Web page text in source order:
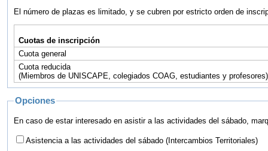
El número de plazas es limitado, y se cubren por estricto orden de
Cuotas de inscripción
Cuota general
Cuota reducida
(Miembros de UNISCAPE, colegiados COAG, estudiantes y profesores)
Opciones
En caso de estar interesado en asistir a las actividades del sábado,
Asistencia a las actividades del sábado (Intercambios Territoriales)